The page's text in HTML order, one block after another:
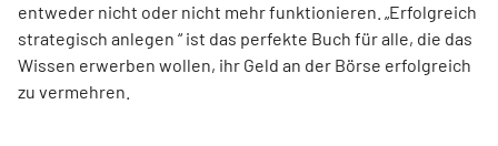
entweder nicht oder nicht mehr funktionieren. „Erfolgreich
strategisch anlegen “ ist das perfekte Buch für alle, die das
Wissen erwerben wollen, ihr Geld an der Börse erfolgreich
zu vermehren.